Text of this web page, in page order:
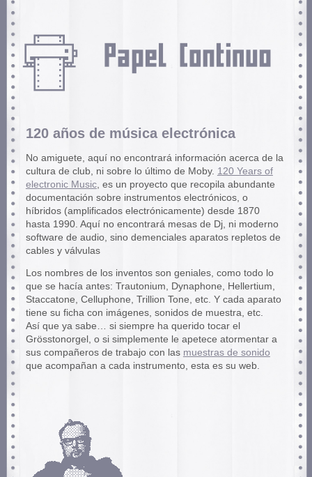
120 años de música electrónica
No amiguete, aquí no encontrará información acerca de la
cultura de club, ni sobre lo último de Moby. 120 Years of
electronic Music, es un proyecto que recopila abundante
documentación sobre instrumentos electrónicos, o
híbridos (amplificados electrónicamente) desde 1870
hasta 1990. Aquí no encontrará mesas de Dj, ni moderno
software de audio, sino demenciales aparatos repletos de
cables y válvulas
Los nombres de los inventos son geniales, como todo lo
que se hacía antes: Trautonium, Dynaphone, Hellertium,
Staccatone, Celluphone, Trillion Tone, etc. Y cada aparato
tiene su ficha con imágenes, sonidos de muestra, etc.
Así que ya sabe… si siempre ha querido tocar el
Grösstonorgel, o si simplemente le apetece atormentar a
sus compañeros de trabajo con las muestras de sonido
que acompañan a cada instrumento, esta es su web.